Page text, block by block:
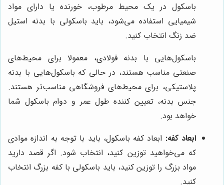
باسکول در یک محیط مرطوب، خورنده یا دارای مواد
شیمیایی استفاده می‌شود، باید باسکولی با بدنه استیل
ضد زنگ انتخاب کنید.
باسکول‌هایی با بدنه فولادی، معمولا برای محیط‌های
صنعتی مناسب هستند، در حالی که باسکول‌هایی با بدنه
پلاستیکی، برای محیط‌های فروشگاهی مناسب‌تر هستند.
جنس بدنه، تعیین کننده طول عمر و دوام باسکول شما
خواهد بود.
ابعاد کفه: ابعاد کفه باسکول، باید با توجه به اندازه موادی
که می‌خواهید توزین کنید، انتخاب شود. اگر قصد دارید
مواد بزرگ را توزین کنید، باید باسکولی با کفه بزرگ انتخاب
کنید.